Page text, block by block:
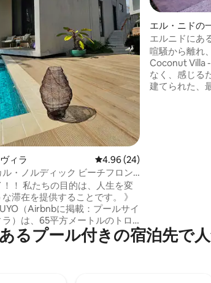
4.94つ星の平均評価
ィラ レビュー24件、5つ星中
4.96 (24)
ノルディック ビーチフロン
リッドのプールヴィラ
！！ 私たちの目的は、人生を変
滞在を提供することです。 》
（Airbnbに掲載：プールサイ
ラ）は、65平方メートルのトロ
ノルディック・デザインのヴィ
くのラウンジエリア、広々とし
エル・ニドの
エルニドにあ
ヴィラ
喧騒から離れ
Coconut Villa
なく、感じる
建てられた、
るプール付きの宿泊先で